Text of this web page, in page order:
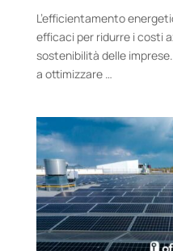
L’efficientamento
efficaci per ridurre i costi
sostenibilità delle
a ottimizzare …